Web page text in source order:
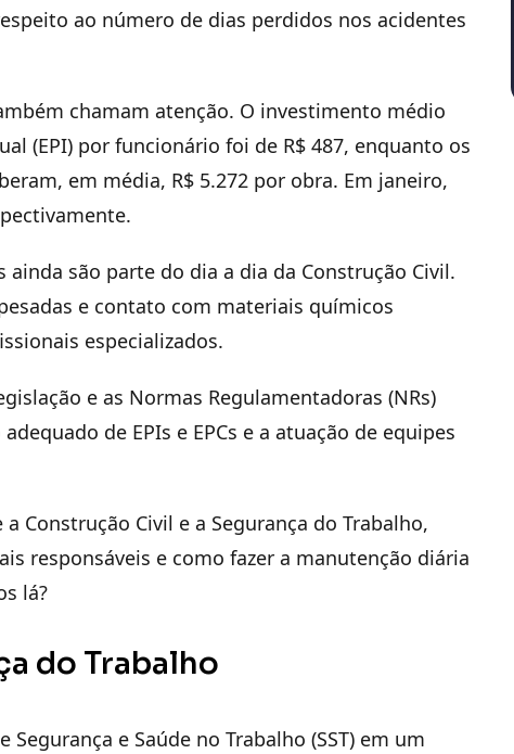
ao número de dias perdidos nos acidentes
chamam atenção. O investimento médio
(EPI) por funcionário foi de R$ 487, enquanto os
em média, R$ 5.272 por obra. Em janeiro,
são parte do dia a dia da Construção Civil.
e contato com materiais químicos
especializados.
e as Normas Regulamentadoras (NRs)
de EPIs e EPCs e a atuação de equipes
Construção Civil e a Segurança do Trabalho,
responsáveis e como fazer a manutenção diária
lá?
do Trabalho
e Saúde no Trabalho (SST) em um